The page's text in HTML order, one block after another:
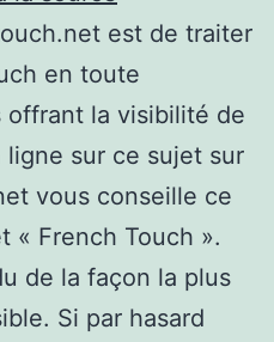
est de traiter
en toute
offrant la visibilité de
sur ce sujet sur
vous conseille ce
« French Touch ».
de la façon la plus
Si par hasard